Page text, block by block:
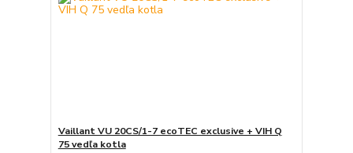
Vaillant VU 20CS/1-7 ecoTEC exclusive + VIH Q
75 vedľa kotla